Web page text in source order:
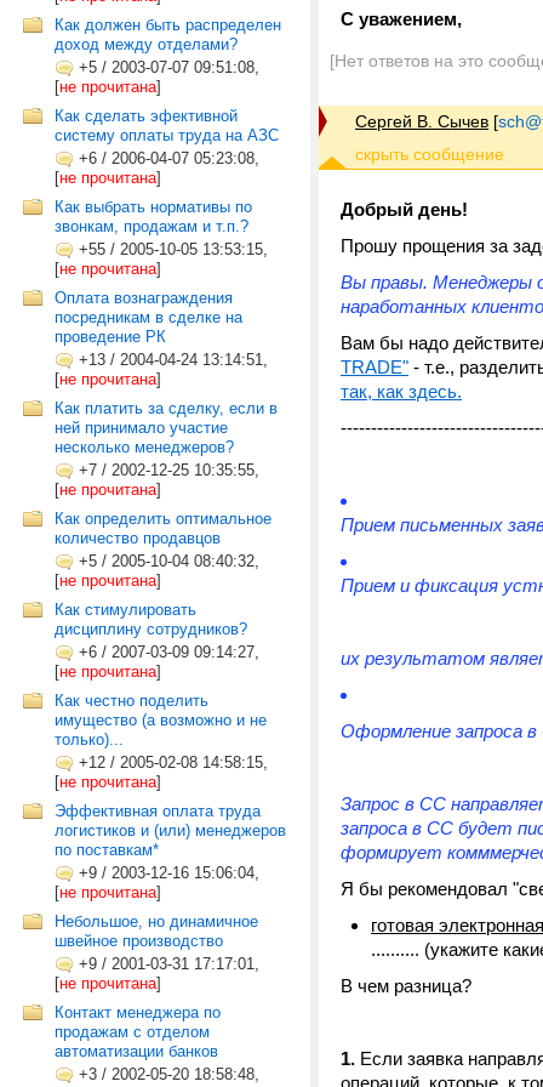
Как должен быть распределен
доход между отделами?
+5 / 2003-07-07 09:51:08,
[не прочитана]
Как сделать эфективной
систему оплаты труда на АЗС
+6 / 2006-04-07 05:23:08,
[не прочитана]
Как выбрать нормативы по
звонкам, продажам и т.п.?
+55 / 2005-10-05 13:53:15,
[не прочитана]
Оплата вознаграждения
посредникам в сделке на
проведение РК
+13 / 2004-04-24 13:14:51,
[не прочитана]
Как платить за сделку, если в
ней принимало участие
несколько менеджеров?
+7 / 2002-12-25 10:35:55,
[не прочитана]
Как определить оптимальное
количество продавцов
+5 / 2005-10-04 08:40:32,
[не прочитана]
Как стимулировать
дисциплину сотрудников?
+6 / 2007-03-09 09:14:27,
[не прочитана]
Как честно поделить
имущество (а возможно и не
только)...
+12 / 2005-02-08 14:58:15,
[не прочитана]
Эффективная оплата труда
логистиков и (или) менеджеров
по поставкам*
+9 / 2003-12-16 15:06:04,
[не прочитана]
Небольшое, но динамичное
швейное производство
+9 / 2001-03-31 17:17:01,
[не прочитана]
Контакт менеджера по
продажам с отделом
автоматизации банков
+3 / 2002-05-20 18:58:48,
С уважением,
[Нет ответов на это
Сергей В. Сычев [
Добрый день!
Прошу прощения за
Вы правы. Менеджеры
наработанных
Вам бы надо
TRADE" - т.е.,
так, как здесь.
Прием письменных
Прием и фиксация
их результатом
Оформление запроса
Запрос в СС
запроса в СС будет
формирует
Я бы рекомендовал
готовая
.......... (укажите
В чем разница?
1. Если заявка
операций, которые, к